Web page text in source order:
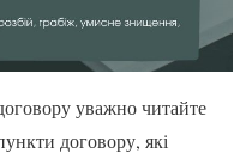
уважно читайте
договору, які